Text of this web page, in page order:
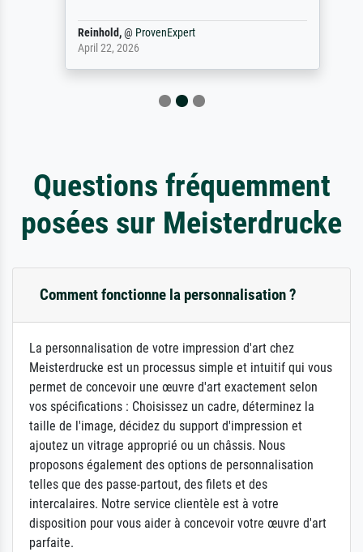
Reinhold,@ProvenExpert
April 22, 2026
Questions fréquemment
posées sur Meisterdrucke
Comment fonctionne la personnalisation ?
La personnalisation de votre impression d'art chez
Meisterdrucke est un processus simple et intuitif qui vous
permet de concevoir une œuvre d'art exactement selon
vos spécifications : Choisissez un cadre, déterminez la
taille de l'image, décidez du support d'impression et
ajoutez un vitrage approprié ou un châssis. Nous
proposons également des options de personnalisation
telles que des passe-partout, des filets et des
intercalaires. Notre service clientèle est à votre
disposition pour vous aider à concevoir votre œuvre d'art
parfaite.